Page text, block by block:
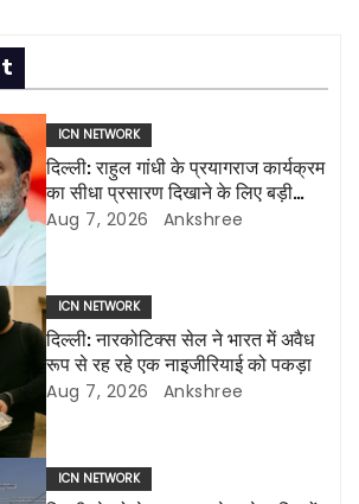
ICN NETWORK
दिल्ली: राहुल गांधी के प्रयागराज कार्यक्रम
का सीधा प्रसारण दिखाने के लिए बड़ी
एलईडी स्क्रीन लगाई जाएंगी
Aug 7, 2026 Ankshree
ICN NETWORK
दिल्ली: नारकोटिक्स सेल ने भारत में अवैध
रूप से रह रहे एक नाइजीरियाई को पकड़ा
Aug 7, 2026 Ankshree
ICN NETWORK